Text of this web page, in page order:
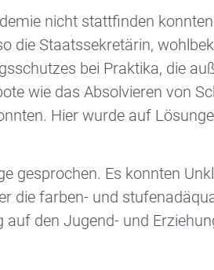
nicht stattfinden
die Staatssekretärin,
bei Praktika, die
wie das Absolvieren von
Hier wurde auf
gesprochen. Es konnten
die farben- und
den Jugend- und